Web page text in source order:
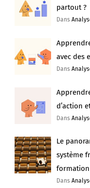
partout ?
Dans
avec des
Dans
d’action
Dans
Le
système
Dans